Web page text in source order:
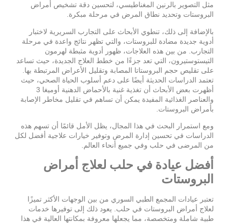
مثل التصوير بالرنين المغناطيسي، لتحسين دقة تشخيص أمراض
البروستات وتحديد نطاق المرض في مرحلة مبكرة.
بالإضافة إلى ذلك، تنطوي الأبحاث على التجارب السريرية لاختبار
أدوية جديدة مضادة للبروستات، والتي تظهر نتائج واعدة في مرحلة
التجارب. من بين هذه العلاجات، ظهور أدوية مثبطة لهرمون
التيستوستيرون، التي تعد جزءًا من خطط العلاج الجديدة، حيث تساعد
على تقليص حجم البروستاتا المصابة وتقليل الأعراض المرتبطة بها.
تعتمد الدراسات الحديثة أيضًا على دعم أسلوب الحياة الصحي، حيث
أظهرت بعض الأبحاث أن تغذية غنية بالأحماض الدهنية أوميغا 3
والعناصر الغذائية المفيدة يمكن أن تساهم في تقليل مخاطر الإصابة
بأمراض البروستات.
ومع استمرار البحث في هذا المجال، يظل الأمل قائمًا أن تسهم هذه
الدراسات في تحسين إدارة المرض وتوفير خيارات علاجية أفضل لكل
من المرضى في حلب وفي جميع أنحاء العالم.
أفضل عيادة في حلب لعلاج أمراض
البروستات
تعتبر عيادات المجمع الطبي السوري من بين الوجهات الأكثر تميزًا
لعلاج أمراض البروستات في حلب. يعود ذلك إلى توفيرها خدمات
طبية شاملة ومتخصصة، مما يجعلها معروفة بمكانتها العالية في هذا